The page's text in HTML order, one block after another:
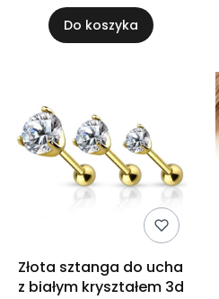
Do koszyka
Złota sztanga do ucha
z białym kryształem 3d